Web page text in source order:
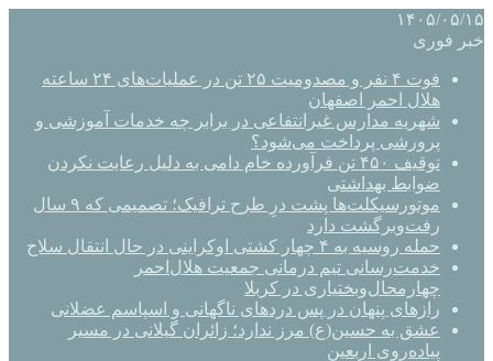
۱۴۰۵/۰۵/۱۵
خبر فوری
فوت ۴ نفر و مصدومیت ۲۵ تن در عملیات‌های ۲۴ ساعته
هلال احمر اصفهان
شهریه مدارس غیرانتفاعی در برابر چه خدمات آموزشی و
پرورشی پرداخت می‌شود؟
توقیف ۴۵۰ تن فرآورده خام دامی به دلیل رعایت نکردن
ضوابط بهداشتی
موتورسیکلت‌ها پشت درِ طرح ترافیک؛ تصمیمی که ۹ سال
رفت‌وبرگشت دارد
حمله روسیه به ۴ چهار کشتی اوکراینی در حال انتقال سلاح
خدمت‌رسانی تیم درمانی جمعیت هلال‌احمر
چهارمحال‌وبختیاری در کربلا
رازهای پنهان در پس دردهای ناگهانی و اسپاسم عضلانی
عشق به حسین(ع) مرز ندارد؛ زائران گیلانی در مسیر
پیاده‌روی اربعین